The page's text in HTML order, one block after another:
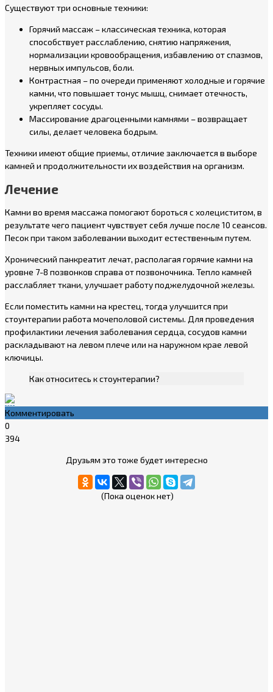
Существуют три основные техники:
Горячий массаж – классическая техника, которая
способствует расслаблению, снятию напряжения,
нормализации кровообращения, избавлению от спазмов,
нервных импульсов, боли.
Контрастная – по очереди применяют холодные и горячие
камни, что повышает тонус мышц, снимает отечность,
укрепляет сосуды.
Массирование драгоценными камнями – возвращает
силы, делает человека бодрым.
Техники имеют общие приемы, отличие заключается в выборе
камней и продолжительности их воздействия на организм.
Лечение
Камни во время массажа помогают бороться с холециститом, в
результате чего пациент чувствует себя лучше после 10 сеансов.
Песок при таком заболевании выходит естественным путем.
Хронический панкреатит лечат, располагая горячие камни на
уровне 7-8 позвонков справа от позвоночника. Тепло камней
расслабляет ткани, улучшает работу поджелудочной железы.
Если поместить камни на крестец, тогда улучшится при
стоунтерапии работа мочеполовой системы. Для проведения
профилактики лечения заболевания сердца, сосудов камни
раскладывают на левом плече или на наружном крае левой
ключицы.
Как относитесь к стоунтерапии?
Комментировать
0
394
Друзьям это тоже будет интересно
(Пока оценок нет)